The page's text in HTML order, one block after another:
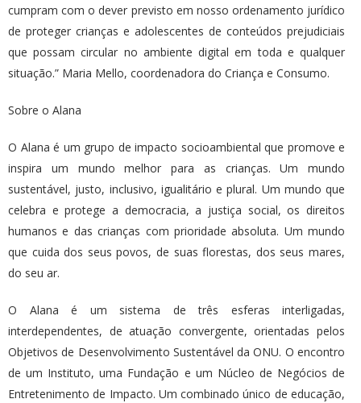
cumpram com o dever previsto em nosso ordenamento jurídico
de proteger crianças e adolescentes de conteúdos prejudiciais
que possam circular no ambiente digital em toda e qualquer
situação.” Maria Mello, coordenadora do Criança e Consumo.
Sobre o Alana
O Alana é um grupo de impacto socioambiental que promove e
inspira um mundo melhor para as crianças. Um mundo
sustentável, justo, inclusivo, igualitário e plural. Um mundo que
celebra e protege a democracia, a justiça social, os direitos
humanos e das crianças com prioridade absoluta. Um mundo
que cuida dos seus povos, de suas florestas, dos seus mares,
do seu ar.
O Alana é um sistema de três esferas interligadas,
interdependentes, de atuação convergente, orientadas pelos
Objetivos de Desenvolvimento Sustentável da ONU. O encontro
de um Instituto, uma Fundação e um Núcleo de Negócios de
Entretenimento de Impacto. Um combinado único de educação,